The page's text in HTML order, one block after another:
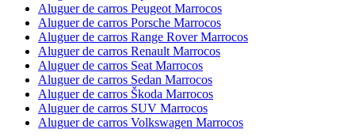
Aluguer de carros Peugeot Marrocos
Aluguer de carros Porsche Marrocos
Aluguer de carros Range Rover Marrocos
Aluguer de carros Renault Marrocos
Aluguer de carros Seat Marrocos
Aluguer de carros Sedan Marrocos
Aluguer de carros Škoda Marrocos
Aluguer de carros SUV Marrocos
Aluguer de carros Volkswagen Marrocos